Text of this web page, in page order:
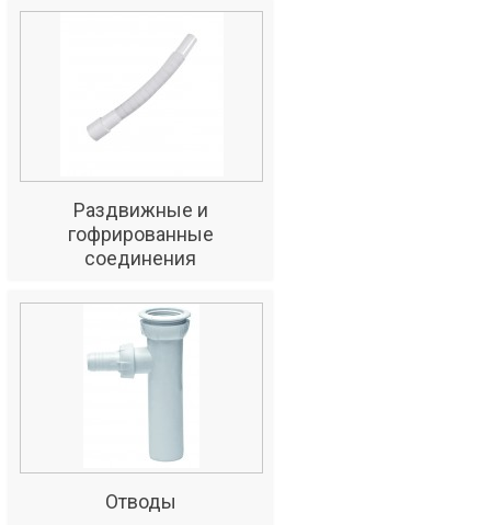
Раздвижные и
гофрированные
соединения
Отводы